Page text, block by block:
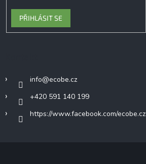
PŘIHLÁSIT SE
info@ecobe.cz
+420 591 140 199
https://www.facebook.com/ecobe.cz